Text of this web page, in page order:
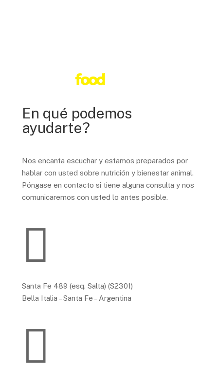
En qué podemos
ayudarte?
Nos encanta escuchar y estamos preparados por
hablar con usted sobre nutrición y bienestar animal.
Póngase en contacto si tiene alguna consulta y nos
comunicaremos con usted lo antes posible.

Santa Fe 489 (esq. Salta) (S2301)
Bella Italia – Santa Fe – Argentina
